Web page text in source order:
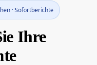
· Sofortberichte
Ihre